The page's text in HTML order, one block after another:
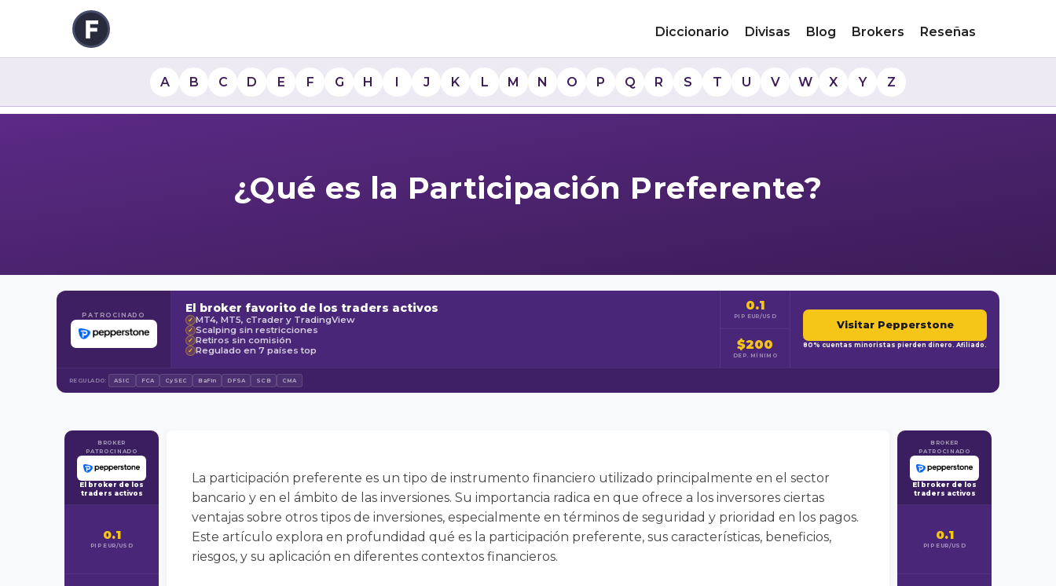
Diccionario Divisas Blog Brokers Reseñas
A B C D E F G H I J K L M N O P Q R S T U V W X Y Z
¿Qué es la Participación Preferente?
PATROCINADO El broker favorito de los traders activos
✓ MT4, MT5, cTrader y TradingView
✓ Scalping sin restricciones
✓ Retiros sin comisión
✓ Regulado en 7 países top
0.1
PIP EUR/USD
$200
DEP. MÍNIMO
Visitar Pepperstone
80% cuentas minoristas pierden dinero. Afiliado.
REGULADO: ASIC FCA CySEC BaFin DFSA SCB CMA
BROKER
PATROCINADO
El broker de los
traders activos
0.1
PIP EUR/USD
La participación preferente es un tipo de instrumento financiero utilizado principalmente en el sector
bancario y en el ámbito de las inversiones. Su importancia radica en que ofrece a los inversores ciertas
ventajas sobre otros tipos de inversiones, especialmente en términos de seguridad y prioridad en los pagos.
Este artículo explora en profundidad qué es la participación preferente, sus características, beneficios,
riesgos, y su aplicación en diferentes contextos financieros.
BROKER
PATROCINADO
El broker de los
traders activos
0.1
PIP EUR/USD